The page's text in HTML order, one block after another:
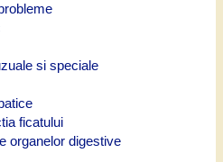
si speciale
ficatului
organelor digestive